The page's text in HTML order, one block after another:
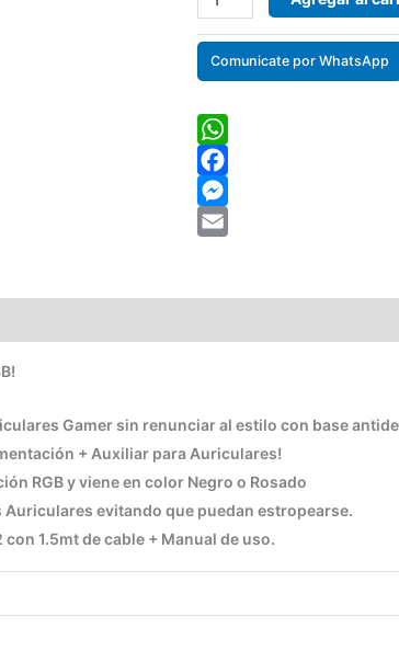
Comunicate por WhatsApp
WhatsApp
Facebook
Messenger
Gamer sin renunciar al estilo con base
+ Auxiliar para Auriculares!
RGB y viene en color Negro o Rosado
evitando que puedan estropearse.
1.5mt de cable + Manual de uso.